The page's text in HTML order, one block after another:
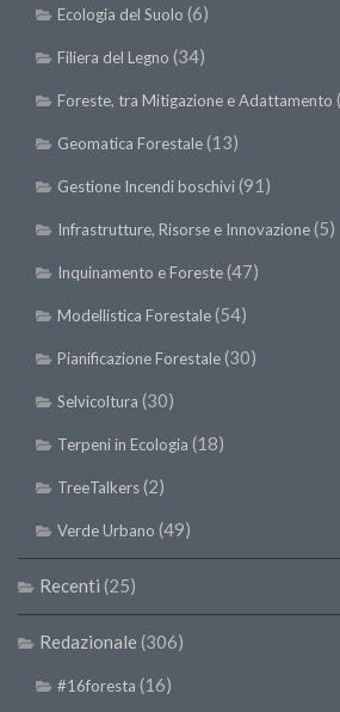
Ecologia del Suolo (6)
Filiera del Legno (34)
Foreste, tra Mitigazione e Adattamento
Geomatica Forestale(13)
Gestione Incendi boschivi(91)
Infrastrutture, Risorse e Innovazione(5)
Inquinamento e Foreste(47)
Modellistica Forestale(54)
Pianificazione Forestale(30)
Selvicoltura (30)
Terpeni in Ecologia (18)
TreeTalkers(2)
Verde Urbano (49)
Recenti (25)
Redazionale (306)
#16foresta (16)